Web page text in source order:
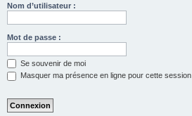
Nom d’utilisateur :
Mot de passe :
Se souvenir de moi
Masquer ma présence en ligne pour cette session